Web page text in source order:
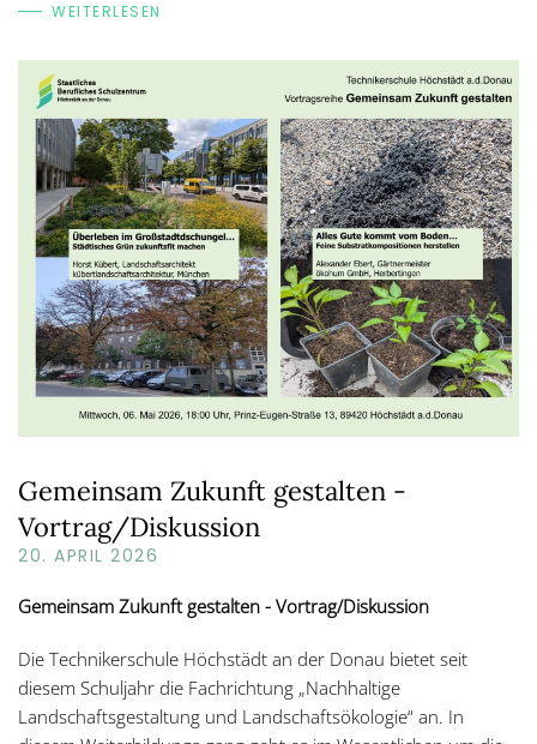
WEITERLESEN
Gemeinsam Zukunft gestalten -
Vortrag/Diskussion
20. APRIL 2026
Gemeinsam Zukunft gestalten - Vortrag/Diskussion
Die Technikerschule Höchstädt an der Donau bietet seit
diesem Schuljahr die Fachrichtung „Nachhaltige
Landschaftsgestaltung und Landschaftsökologie“ an. In